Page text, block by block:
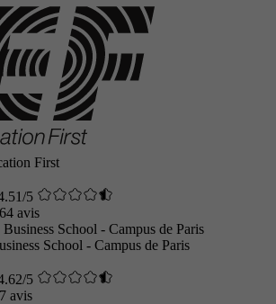
First
5
avis
School - Campus de Paris
5
avis